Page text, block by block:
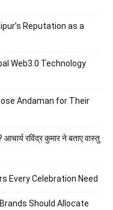
Reputation as a
Web3.0 Technology
Andaman for Their
रविंद्र कुमार ने बताए वास्तु
Every Celebration Need
Should Allocate